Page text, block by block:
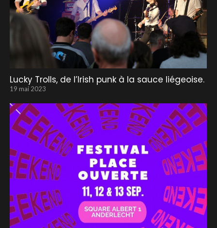
Lucky Trolls, de l’Irish punk à la sauce liégeoise.
19 mai 2023